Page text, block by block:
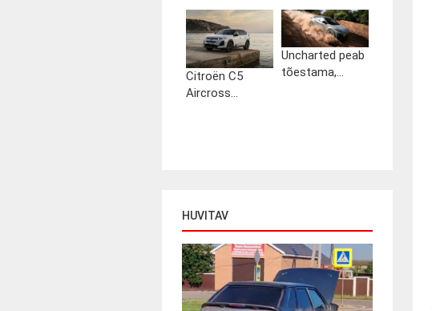
Citroën C5
Aircross...
Uncharted peab
tõestama,...
HUVITAV